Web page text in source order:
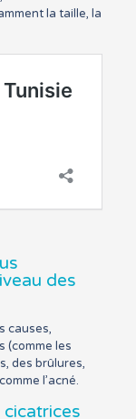
la taille, la
des
causes,
(comme les
des brûlures,
l’acné.